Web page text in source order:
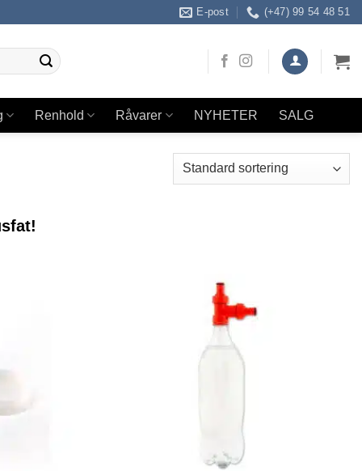
E-post (+47) 99 54 48 51
Renhold Råvarer NYHETER SALG